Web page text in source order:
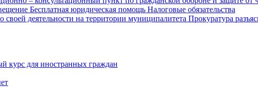
Бесплатная юридическая помощь Налоговые обязательства
деятельности на территории муниципалитета Прокуратура
курс для иностранных граждан